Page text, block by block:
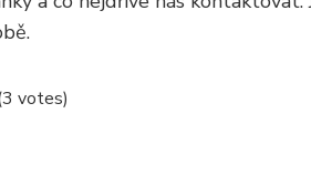
votes)